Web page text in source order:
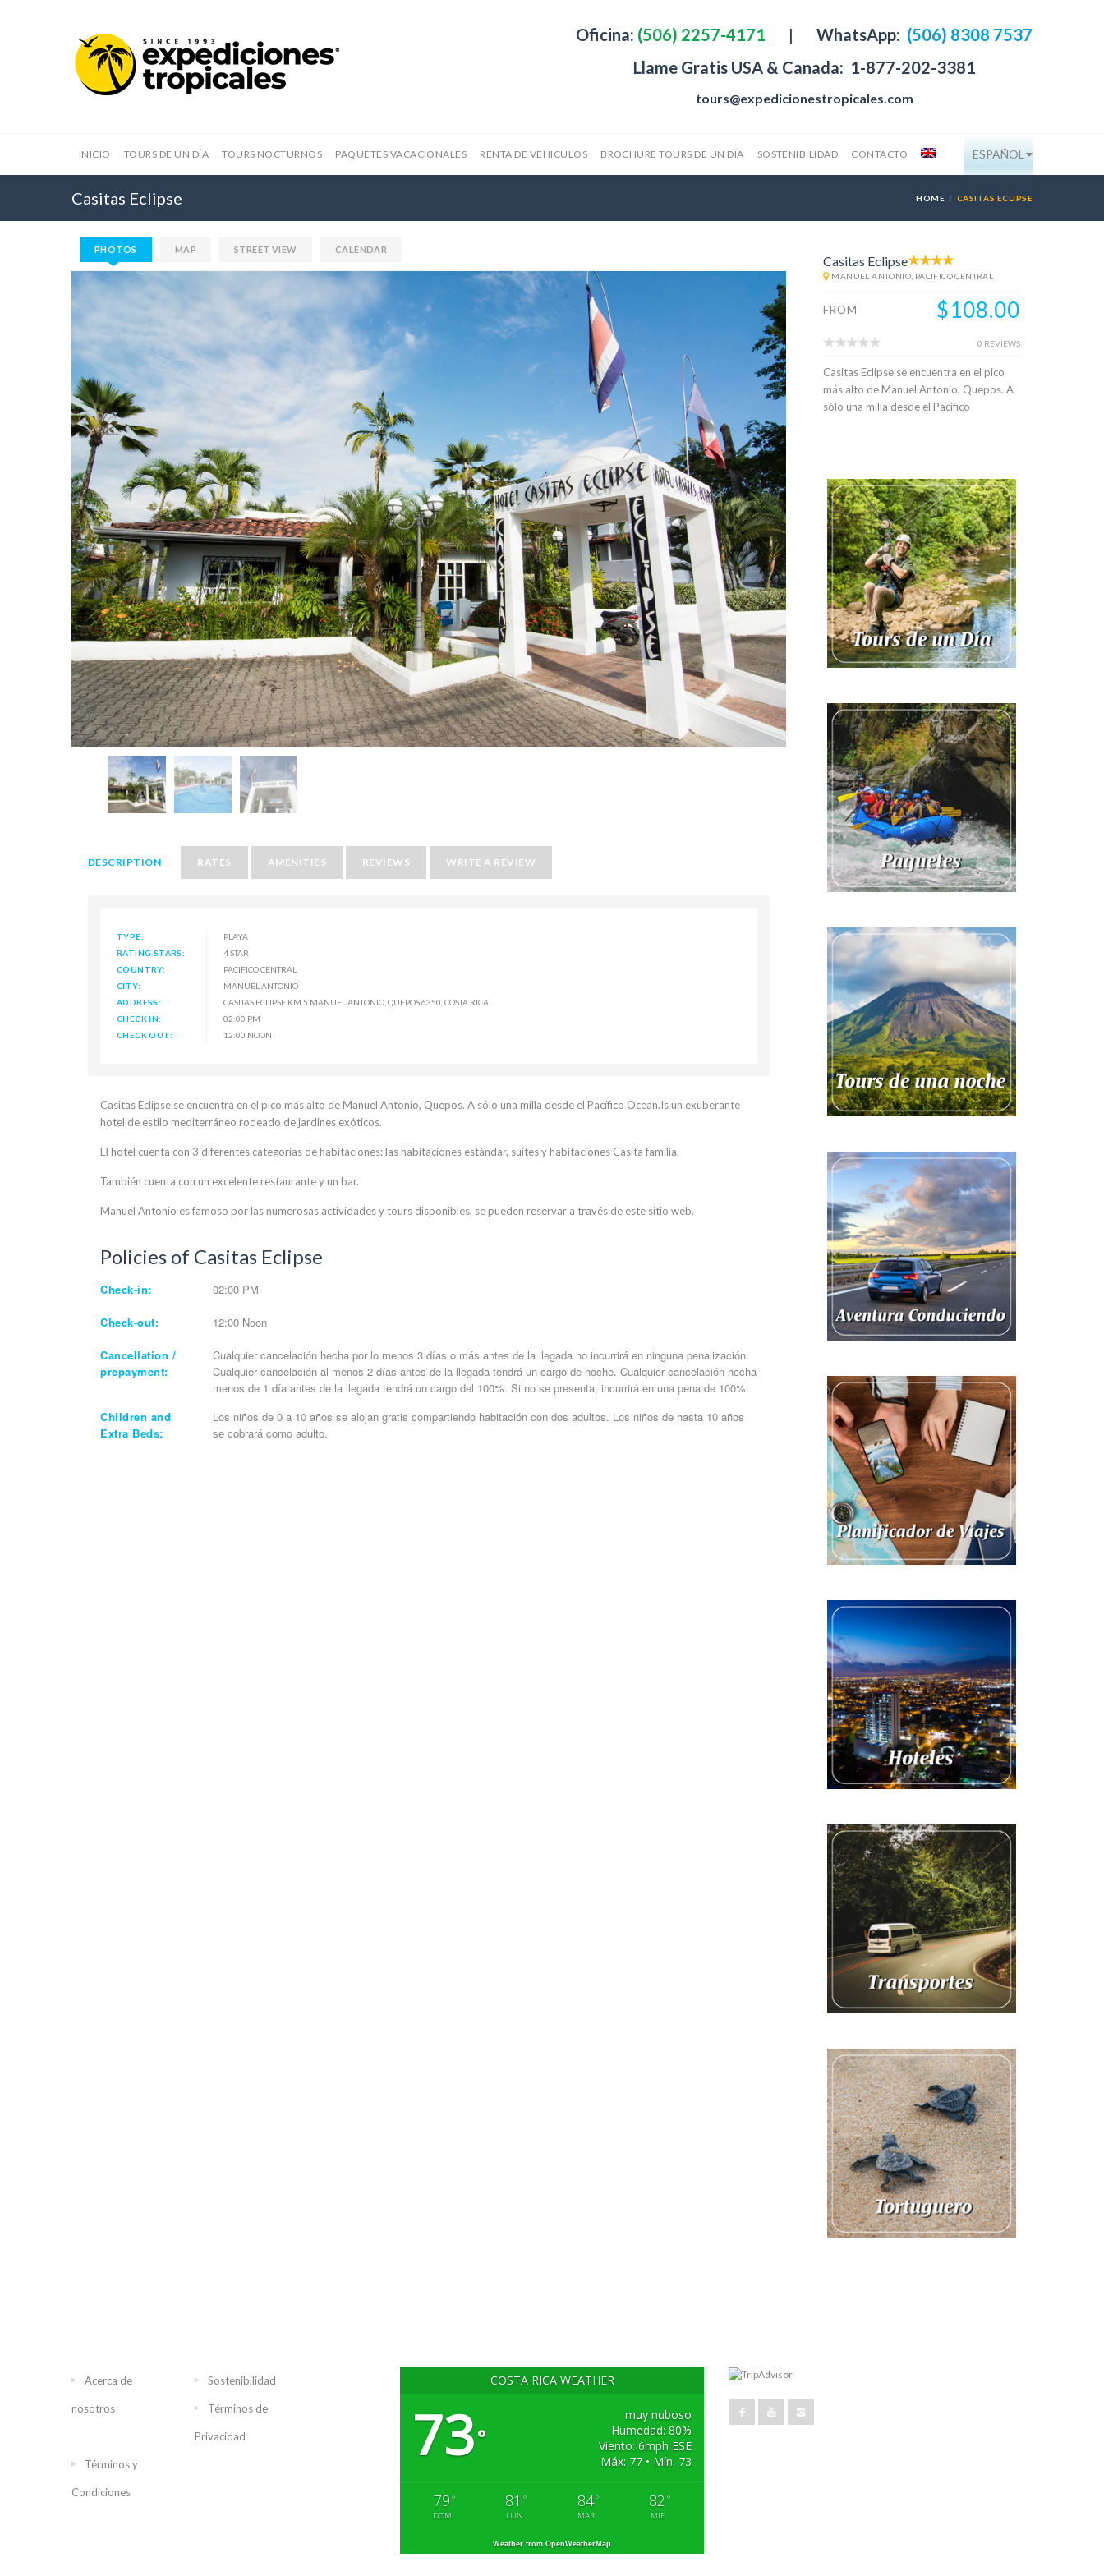
Oficina: (506) 2257-4171 | WhatsApp: (506) 8308 7537
Llame Gratis USA & Canada: 1-877-202-3381
tours@expedicionestropicales.com
INICIO TOURS DE UN DÍA TOURS NOCTURNOS PAQUETES VACACIONALES RENTA DE VEHICULOS BROCHURE TOURS DE UN DÍA SOSTENIBILIDAD CONTACTO ESPAÑOL
Casitas Eclipse HOME CASITAS ECLIPSE
PHOTOS MAP STREET VIEW CALENDAR
DESCRIPTION RATES AMENITIES REVIEWS WRITE A REVIEW
TYPE:
PLAYA
RATING STARS:
4 STAR
COUNTRY:
PACIFICO CENTRAL
CITY:
MANUEL ANTONIO
ADDRESS:
CASITAS ECLIPSE KM 5 MANUEL ANTONIO, QUEPOS 6350, COSTA RICA
CHECK IN:
02:00 PM
CHECK OUT:
12:00 NOON
Casitas Eclipse se encuentra en el pico más alto de Manuel Antonio, Quepos. A sólo una milla desde el Pacífico Ocean.Is un exuberante
hotel de estilo mediterráneo rodeado de jardines exóticos.
El hotel cuenta con 3 diferentes categorías de habitaciones: las habitaciones estándar, suites y habitaciones Casita familia.
También cuenta con un excelente restaurante y un bar.
Manuel Antonio es famoso por las numerosas actividades y tours disponibles, se pueden reservar a través de este sitio web.
Policies of Casitas Eclipse
Check-in: 02:00 PM
Check-out: 12:00 Noon
Cancellation /
prepayment:
Cualquier cancelación hecha por lo menos 3 días o más antes de la llegada no incurrirá en ninguna penalización.
Cualquier cancelación al menos 2 días antes de la llegada tendrá un cargo de noche. Cualquier cancelación hecha
menos de 1 día antes de la llegada tendrá un cargo del 100%. Si no se presenta, incurrirá en una pena de 100%.
Children and
Extra Beds:
Los niños de 0 a 10 años se alojan gratis compartiendo habitación con dos adultos. Los niños de hasta 10 años
se cobrará como adulto.
Casitas Eclipse
MANUEL ANTONIO, PACIFICO CENTRAL
FROM $108.00
0 REVIEWS
Casitas Eclipse se encuentra en el pico
más alto de Manuel Antonio, Quepos. A
sólo una milla desde el Pacífico
Acerca de
nosotros
Sostenibilidad
Términos de
Privacidad
Términos y
Condiciones
COSTA RICA WEATHER
73°
muy nuboso
Humedad: 80%
Viento: 6mph ESE
Máx: 77 • Mín: 73
79 °
DOM
81 °
LUN
84°
MAR
82 °
MIE
Weather from OpenWeatherMap